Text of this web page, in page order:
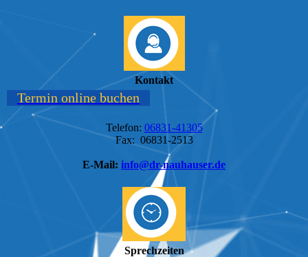
Kontakt
Termin online buchen
Telefon: 06831-41305
Fax: 06831-2513
E-Mail: info@dr-nauhauser.de
Sprechzeiten